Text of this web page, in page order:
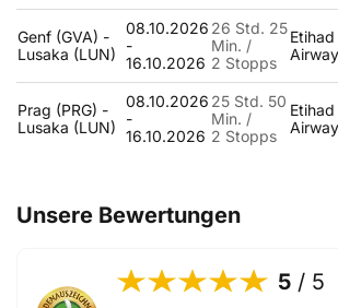
Genf (GVA) -
Lusaka (LUN)
08.10.2026
-
16.10.2026
26 Std. 25
Min. /
2 Stopps
Etihad
Prag (PRG) -
Lusaka (LUN)
08.10.2026
-
16.10.2026
25 Std. 50
Min. /
2 Stopps
Etihad
Unsere Bewertungen
5 / 5